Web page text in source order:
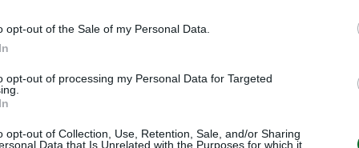
opt-out of the Sale of my Personal Data.
opt-out of processing my Personal Data for Targeted
opt-out of Collection, Use, Retention, Sale, and/or Sharing
Data that Is Unrelated with the Purposes for which it
di utile netto 2026 in area 10
cash per gli azionisti
maturata nel trimestre, di
aggiungono ai 3,3 miliardi di
mese e albuyback pari a